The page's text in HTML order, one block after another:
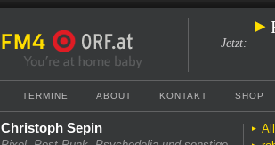
Jetzt:
TERMINE ABOUT KONTAKT SHOP
Christoph Sepin